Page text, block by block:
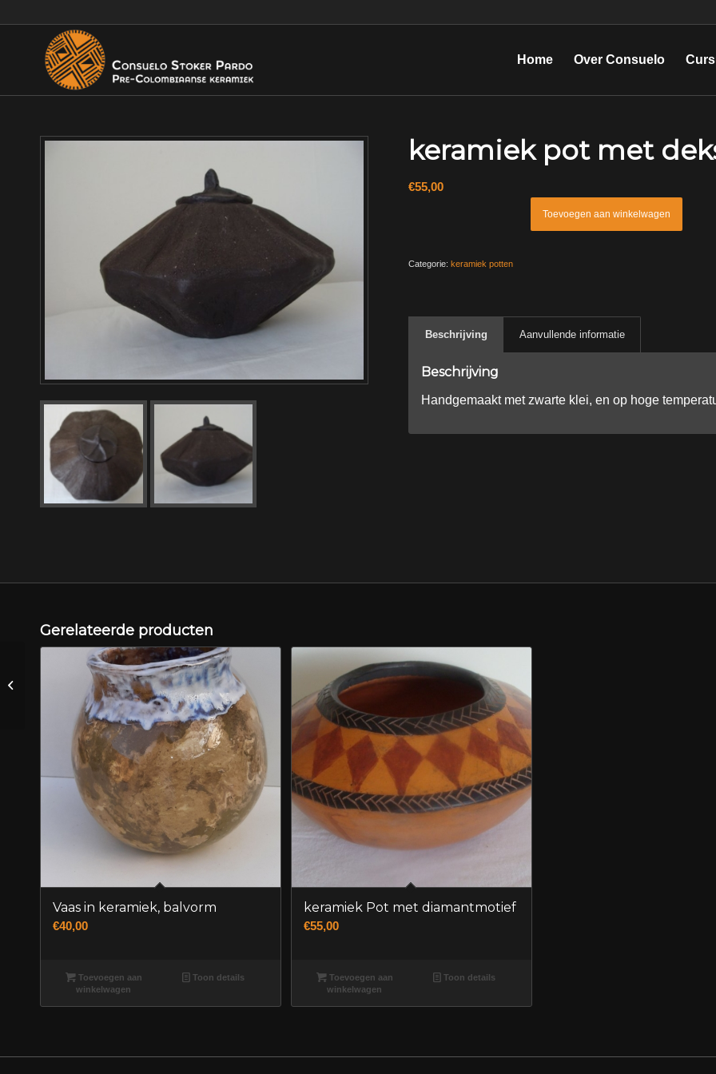
Home Over Consuelo
keramiek pot met
€55,00
Toevoegen aan winkelwagen
Categorie: keramiek potten
Beschrijving Aanvullende informatie
Beschrijving
Handgemaakt met zwarte klei, en op hoge
Gerelateerde producten
Vaas in keramiek, balvorm
€40,00
Toevoegen aan
winkelwagen
Toon details
keramiek Pot met diamantmotief
€55,00
Toevoegen aan
winkelwagen
Toon details
keramiek schaal met
labirint motief